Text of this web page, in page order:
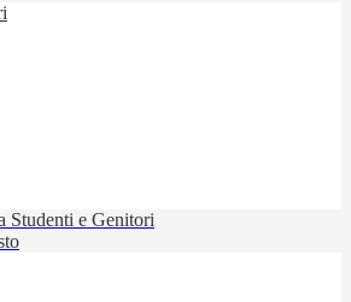
Studenti e Genitori